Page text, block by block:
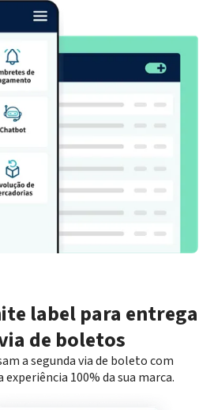
label para entrega
de boletos
a segunda via de boleto com
100% da sua marca.